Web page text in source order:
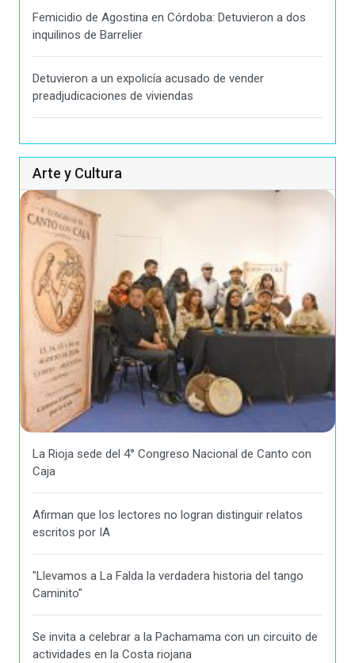
Femicidio de Agostina en Córdoba: Detuvieron a dos
inquilinos de Barrelier
Detuvieron a un expolicía acusado de vender
preadjudicaciones de viviendas
Arte y Cultura
La Rioja sede del 4° Congreso Nacional de Canto con
Caja
Afirman que los lectores no logran distinguir relatos
escritos por IA
"Llevamos a La Falda la verdadera historia del tango
Caminito"
Se invita a celebrar a la Pachamama con un circuito de
actividades en la Costa riojana